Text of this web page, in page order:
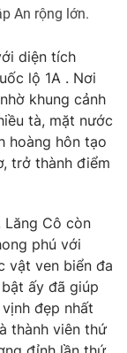
483/GP-BTTTT
Quốc Thắng,
932
An rộng lớn.
diện tích
lộ 1A . Nơi
khung cảnh
tà, mặt nước
hoàng hôn tạo
trở thành điểm
Lăng Cô còn
phú với
vật ven biển đa
ấy đã giúp
đẹp nhất
thành viên thứ